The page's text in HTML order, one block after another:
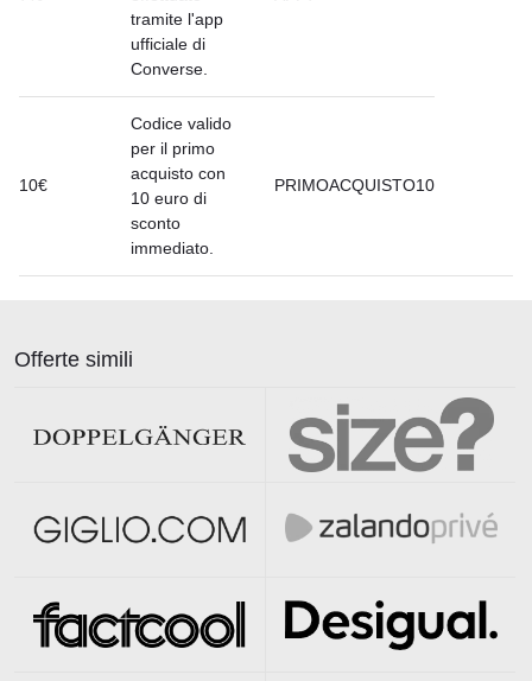
tramite l'app
ufficiale di
Converse.
10€
Codice valido
per il primo
acquisto con
10 euro di
sconto
immediato.
PRIMOACQUISTO10
Offerte simili